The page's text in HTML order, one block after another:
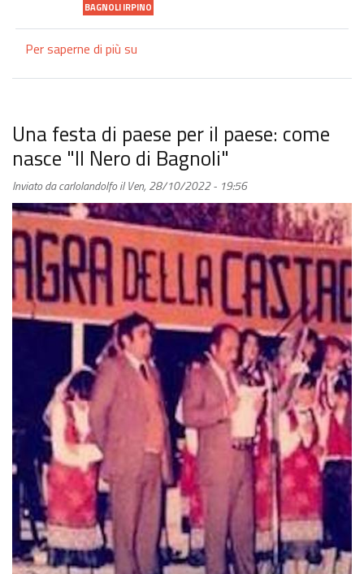
BAGNOLI IRPINO
Per saperne di più su
d’Italia:
Bagnoli
Irpino
Una festa di paese per il paese: come
nasce "Il Nero di Bagnoli"
Inviato dacarlolandolfoilVen, 28/10/2022 - 19:56